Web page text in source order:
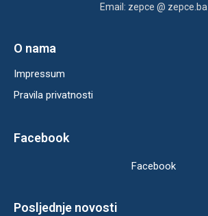
Email: zepce @ zepce.ba
O nama
Impressum
Pravila privatnosti
Facebook
Facebook
Posljednje novosti